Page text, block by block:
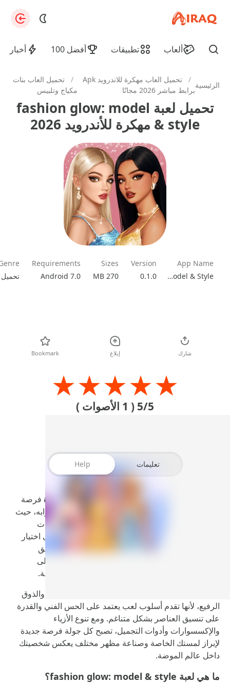
apkiraq.com
ألعاب تطبيقات أفضل 100 أخبار Find
الرئيسية
/
تحميل العاب مهكرة للاندرويد Apk
برابط مباشر 2026 مجانًا
/
تحميل العاب بنات
مكياج وتلبيس
تحميل لعبة fashion glow: model
& style مهكرة للأندرويد 2026
App Name
Fashion Glow: Model & Style
Version
0.1.0
Sizes
270 MB
Requirements
Android 7.0
شارك إبلاغ Bookmark
★
★
★
★
★
5/5 ( 1 الأصوات )
تعليمات Help
fashion glow: model & style مهكرة
فرصة
مميزة للدخول إلى عالم الأناقة والتجميل من أوسع أبوابه، حيث
تمتزج الموضة بالإبداع في تجربة ترفيهية مليئة بالتحديات
والتفاصيل الجذابة. في هذه اللعبة، لا يقتصر دورك على اختيار
الملابس فقط، بل تعيشين تجربة متكاملة تبدأ من تنسيق
الإطلالة، وتمر عبر المكياج وتصفيف الشعر، ثم تصل إلى
المنافسة أمام لاعبات أخريات في عروض أزياء مشوقة.
تستهدف اللعبة كل من تحب ألعاب البنات، والتصميم، والذوق
الرفيع، لأنها تقدم أسلوب لعب يعتمد على الحس الفني والقدرة
على تنسيق العناصر بشكل متناغم. ومع تنوع الأزياء
والإكسسوارات وأدوات التجميل، تصبح كل جولة فرصة جديدة
لإبراز لمستك الخاصة وصناعة مظهر مختلف يعكس شخصيتك
داخل عالم الموضة.
ما هي لعبة fashion glow: model & style؟